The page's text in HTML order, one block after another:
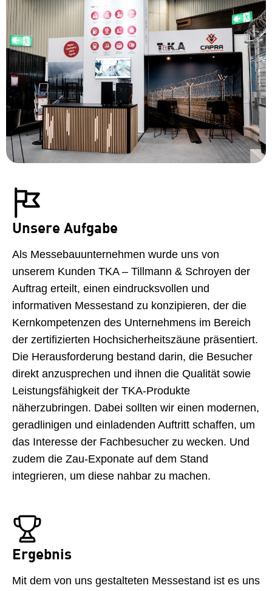
Unsere Aufgabe
Als Messebauunternehmen wurde uns von
unserem Kunden TKA – Tillmann & Schroyen der
Auftrag erteilt, einen eindrucksvollen und
informativen Messestand zu konzipieren, der die
Kernkompetenzen des Unternehmens im Bereich
der zertifizierten Hochsicherheitszäune präsentiert.
Die Herausforderung bestand darin, die Besucher
direkt anzusprechen und ihnen die Qualität sowie
Leistungsfähigkeit der TKA-Produkte
näherzubringen. Dabei sollten wir einen modernen,
geradlinigen und einladenden Auftritt schaffen, um
das Interesse der Fachbesucher zu wecken. Und
zudem die Zau-Exponate auf dem Stand
integrieren, um diese nahbar zu machen.
Ergebnis
Mit dem von uns gestalteten Messestand ist es uns